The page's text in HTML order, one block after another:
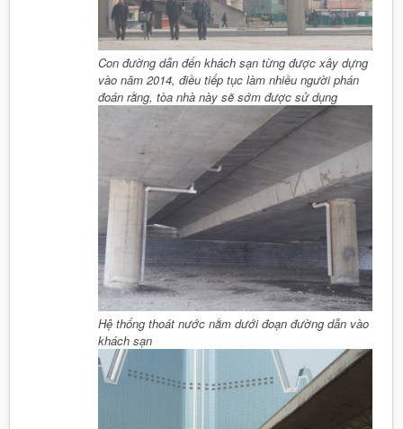
Con đường dẫn đến khách sạn từng được xây dựng
vào năm 2014, điều tiếp tục làm nhiều người phán
đoán rằng, tòa nhà này sẽ sớm được sử dụng
Hệ thống thoát nước nằm dưới đoạn đường dẫn vào
khách sạn